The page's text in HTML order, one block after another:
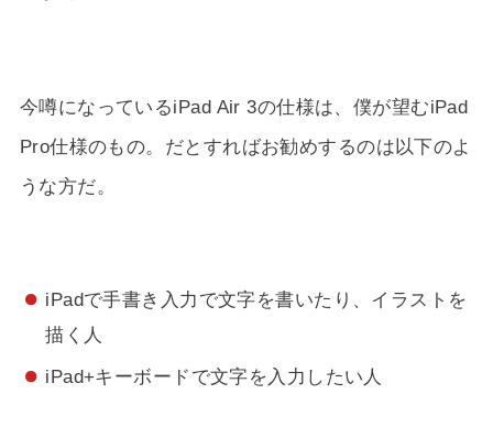
今噂になっているiPad Air 3の仕様は、僕が望むiPad
Pro仕様のもの。だとすればお勧めするのは以下のよ
うな方だ。
iPadで手書き入力で文字を書いたり、イラストを
描く人
iPad+キーボードで文字を入力したい人